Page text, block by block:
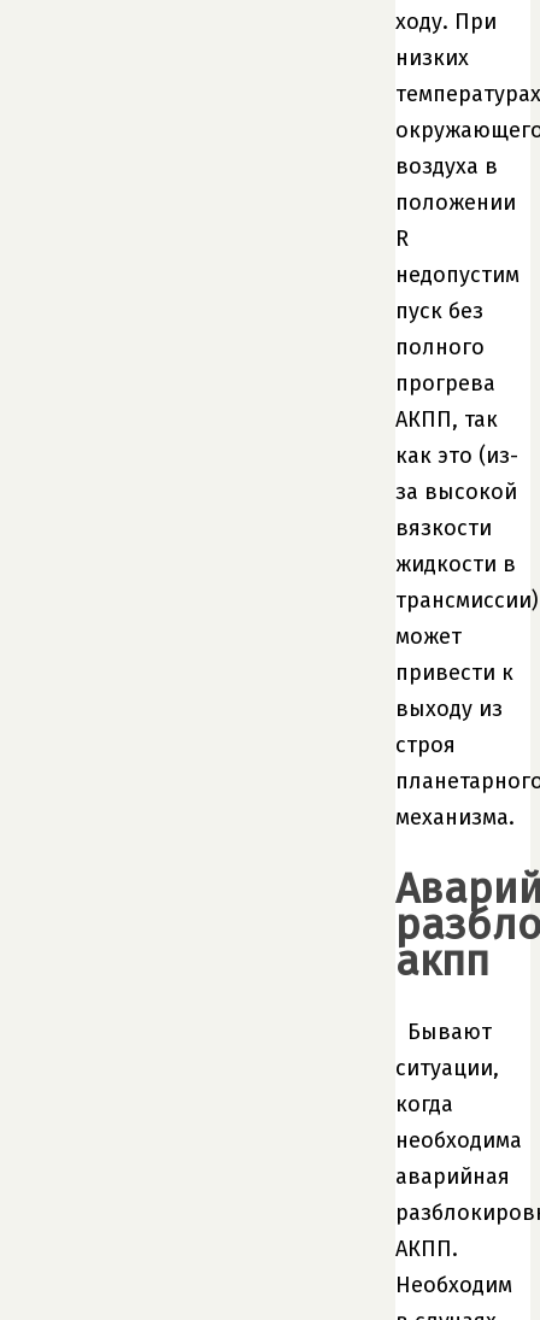
ходу. При
низких
температурах
воздуха в
положении
R
недопустим
пуск без
полного
прогрева
АКПП, так
как это (из-
за высокой
вязкости
жидкости в
трансмиссии)
может
привести к
выходу из
строя
механизма.
акпп
Бывают
ситуации,
когда
необходима
аварийная
АКПП.
Необходим